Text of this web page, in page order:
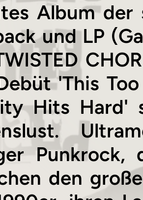
Album der
und LP
'This
Hits Hard'
den